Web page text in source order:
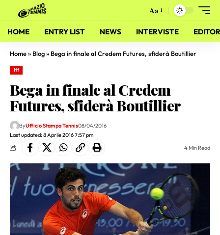
Aa
HOME ENTRY LIST NEWS INTERVISTE
Home» Blog» Bega in finale al Credem Futures, sfiderà Boutillier
Itf
Bega in finale al Credem
Futures, sfiderà Boutillier
Last updated: 8 Aprile 2016 7:57 pm
ByUfficio Stampa Tennis08/04/2016
4 Min Read